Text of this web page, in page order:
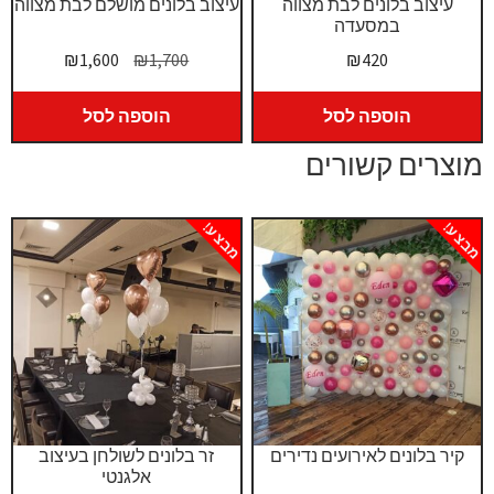
עיצוב בלונים מושלם לבת מצווה
₪1,700
המחיר
המקורי
היה:
₪1,700.
₪1,600
המחיר
הנוכחי
₪1,600.
הוספה לסל
עיצוב בלונים לבת מצווה
במסעדה
₪420
הוספה לסל
מוצרים קשורים
זר בלונים לשולחן בעיצוב
אלגנטי
מבצע!
קיר בלונים לאירועים נדירים
מבצע!